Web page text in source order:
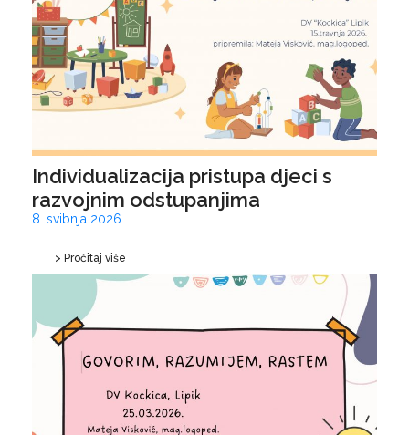
Individualizacija pristupa djeci s
razvojnim odstupanjima
8. svibnja 2026.
> Pročitaj više